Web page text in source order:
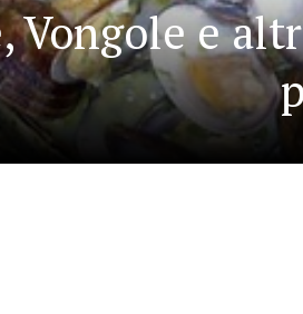
Vongole e